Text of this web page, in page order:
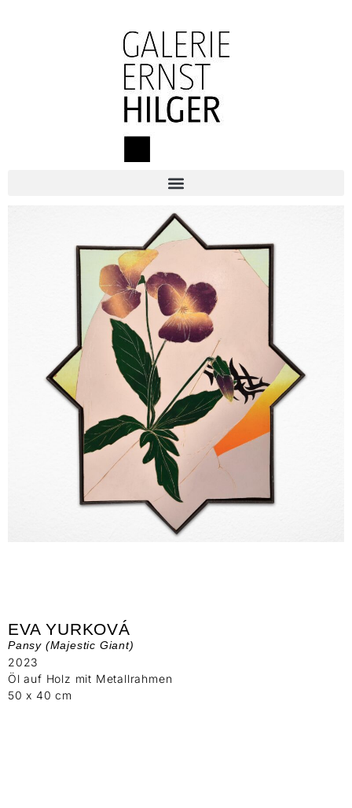
EVA YURKOVÁ
Pansy (Majestic Giant)
2023
Öl auf Holz mit Metallrahmen
50 x 40 cm